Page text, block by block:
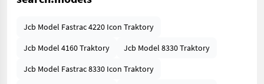
Jcb Model Fastrac 4220 Icon Traktory
Jcb Model 4160 Traktory
Jcb Model 8330 Traktory
Jcb Model Fastrac 8330 Icon Traktory